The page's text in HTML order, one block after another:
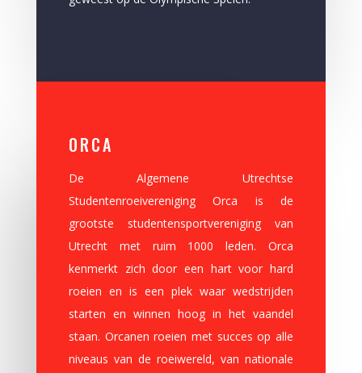
ORCA
De Algemene Utrechtse
Studentenroeivereniging Orca is de
grootste studentensportvereniging van
Utrecht met ruim 1000 leden. Orca
kenmerkt zich door een hart voor hard
roeien en is een plek waar wedstrijden
starten en winnen hoog in het vaandel
staan. Orcanen roeien met succes op alle
niveaus van de roeiwereld, van nationale